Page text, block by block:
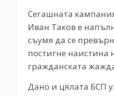
Сегашната
Иван Таков е
съумя да се
постигне наистина
гражданската
Дано и цялата БСП